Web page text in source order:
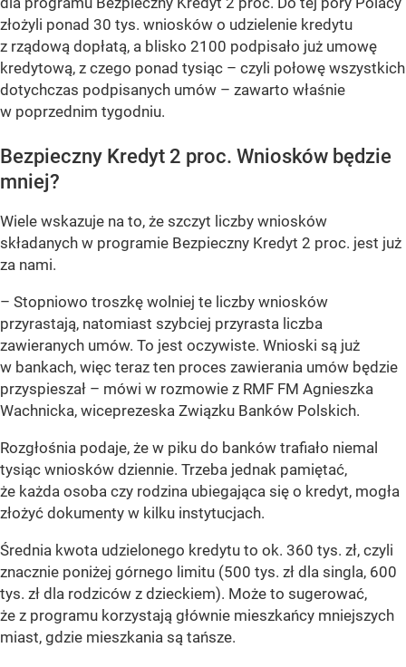
złożyli ponad 30 tys. wniosków o udzielenie kredytu
z rządową dopłatą, a blisko 2100 podpisało już umowę
kredytową, z czego ponad tysiąc – czyli połowę wszystkich
dotychczas podpisanych umów – zawarto właśnie
w poprzednim tygodniu.
Bezpieczny Kredyt 2 proc. Wniosków będzie
mniej?
Wiele wskazuje na to, że szczyt liczby wniosków
składanych w programie Bezpieczny Kredyt 2 proc. jest już
za nami.
– Stopniowo troszkę wolniej te liczby wniosków
przyrastają, natomiast szybciej przyrasta liczba
zawieranych umów. To jest oczywiste. Wnioski są już
w bankach, więc teraz ten proces zawierania umów będzie
przyspieszał – mówi w rozmowie z RMF FM Agnieszka
Wachnicka, wiceprezeska Związku Banków Polskich.
Rozgłośnia podaje, że w piku do banków trafiało niemal
tysiąc wniosków dziennie. Trzeba jednak pamiętać,
że każda osoba czy rodzina ubiegająca się o kredyt, mogła
złożyć dokumenty w kilku instytucjach.
Średnia kwota udzielonego kredytu to ok. 360 tys. zł, czyli
znacznie poniżej górnego limitu (500 tys. zł dla singla, 600
tys. zł dla rodziców z dzieckiem). Może to sugerować,
że z programu korzystają głównie mieszkańcy mniejszych
miast, gdzie mieszkania są tańsze.